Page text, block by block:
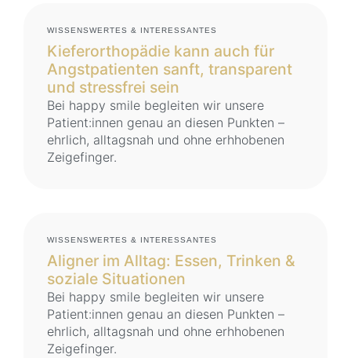
WISSENSWERTES & INTERESSANTES
Kieferorthopädie kann auch für
Angstpatienten sanft, transparent
und stressfrei sein
Bei happy smile begleiten wir unsere
Patient:innen genau an diesen Punkten –
ehrlich, alltagsnah und ohne erhhobenen
Zeigefinger.
WISSENSWERTES & INTERESSANTES
Aligner im Alltag: Essen, Trinken &
soziale Situationen
Bei happy smile begleiten wir unsere
Patient:innen genau an diesen Punkten –
ehrlich, alltagsnah und ohne erhhobenen
Zeigefinger.